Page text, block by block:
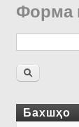
Форма
Бахшҳо